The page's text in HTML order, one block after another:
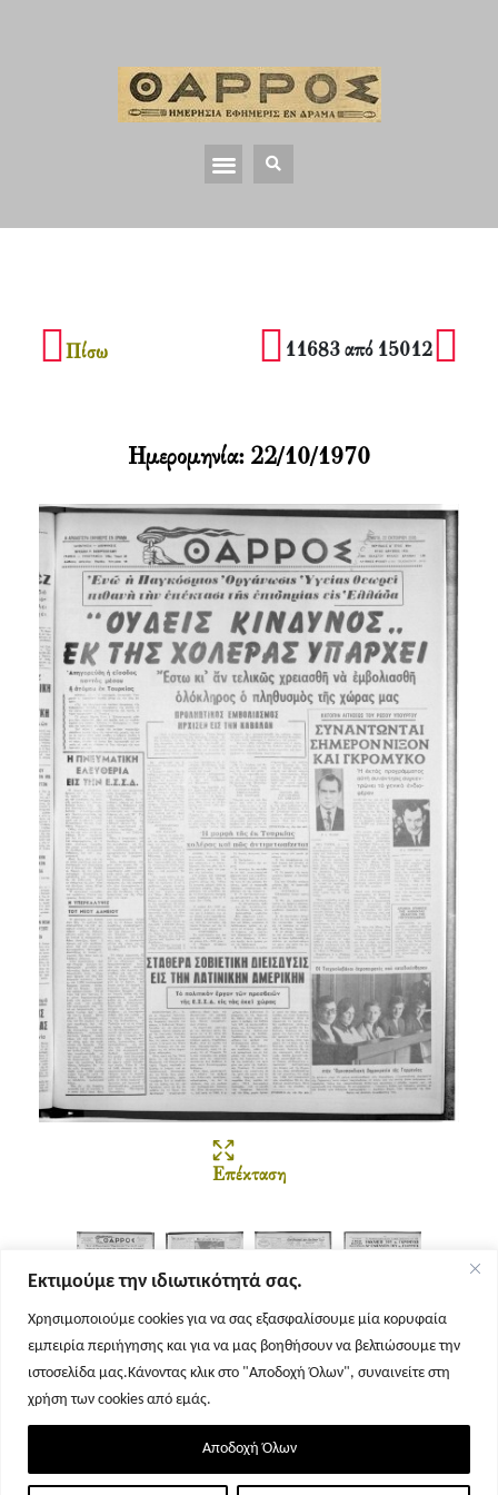
Εκτιμούμε την ιδιωτικότητά σας.
Χρησιμοποιούμε cookies για να σας εξασφαλίσουμε μία κορυφαία
εμπειρία περιήγησης και για να μας βοηθήσουν να βελτιώσουμε την
ιστοσελίδα μας.Κάνοντας κλικ στο "Αποδοχή Όλων", συναινείτε στη
χρήση των cookies από εμάς.
Αποδοχή Όλων
Πίσω 11683 από 15012
Επέκταση
Σελίδα 1 Σελίδα 2 Σελίδα 3 Σελίδα 4
Ημερομηνία: 22/10/1970